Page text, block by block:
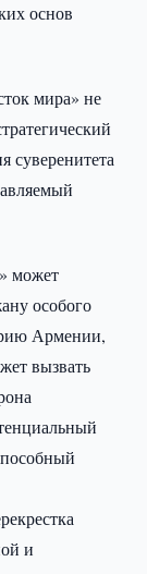
основ
мира» не
суверенитета
может
особого
Армении,
вызвать
и